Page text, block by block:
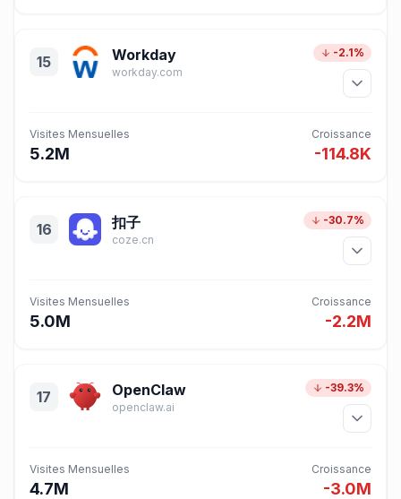
15 Workday
workday.com
-2.1%
Visites Mensuelles
5.2M
Croissance
-114.8K
16 扣子
coze.cn
-30.7%
Visites Mensuelles
5.0M
Croissance
-2.2M
17 OpenClaw
openclaw.ai
-39.3%
Visites Mensuelles
4.7M
Croissance
-3.0M